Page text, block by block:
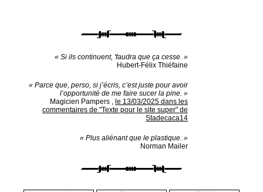
« Si ils continuent, 'faudra que ça cesse. »
Hubert-Félix Thiéfaine
« Parce que, perso, si j’écris, c’est juste pour avoir
l’opportunité de me faire sucer la pine. »
Magicien Pampers , le 13/03/2025 dans les
commentaires de "Texte pour le site super" de
Stadecaca14
« Plus aliénant que le plastique. »
Norman Mailer